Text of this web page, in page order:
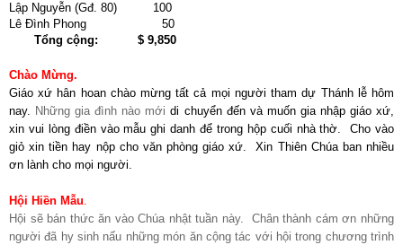
Lập Nguyễn (Gđ. 80) 100
Lê Đình Phong 50
Tổng cộng: $ 9,850
Chào Mừng.
Giáo xứ hân hoan chào mừng tất cả mọi người tham dự Thánh lễ hôm
nay. Những gia đình nào mới di chuyển đến và muốn gia nhập giáo xứ,
xin vui lòng điền vào mẫu ghi danh để trong hộp cuối nhà thờ. Cho vào
giỏ xin tiền hay nộp cho văn phòng giáo xứ. Xin Thiên Chúa ban nhiều
ơn lành cho mọi người.
Hội Hiền Mẫu.
Hội sẽ bán thức ăn vào Chúa nhật tuần này. Chân thành cám ơn những
người đã hy sinh nấu những món ăn cộng tác với hội trong chương trình